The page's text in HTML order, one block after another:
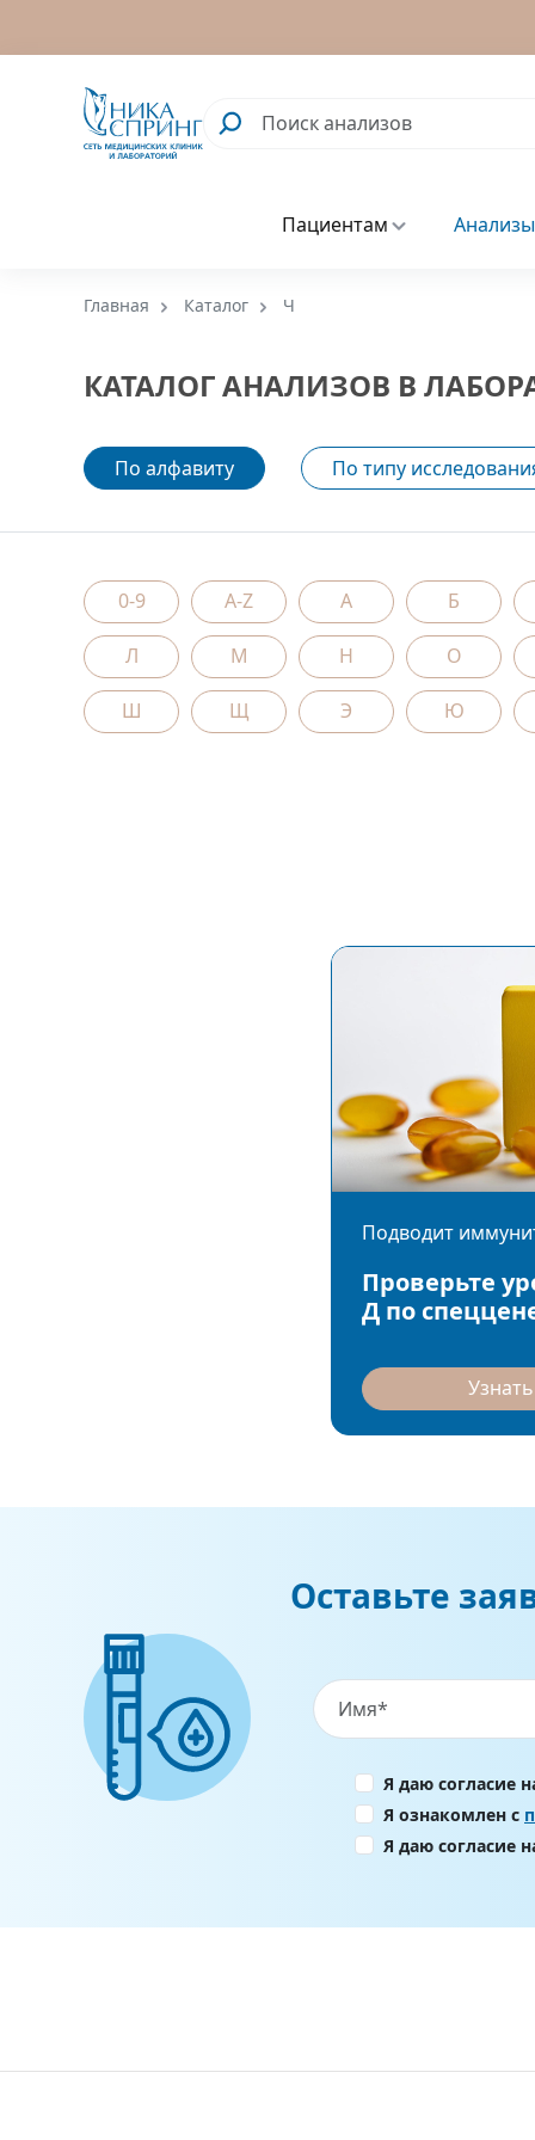
Пациентам
Главная Каталог Ч
КАТАЛОГ АНАЛИЗОВ В
По алфавиту По типу
0-9 A-Z А Б
Л М Н О
Ш Щ Э Ю
Подводит
Проверьте
Д по
Оставьте
Я даю согласие
Я ознакомлен с
Я даю согласие